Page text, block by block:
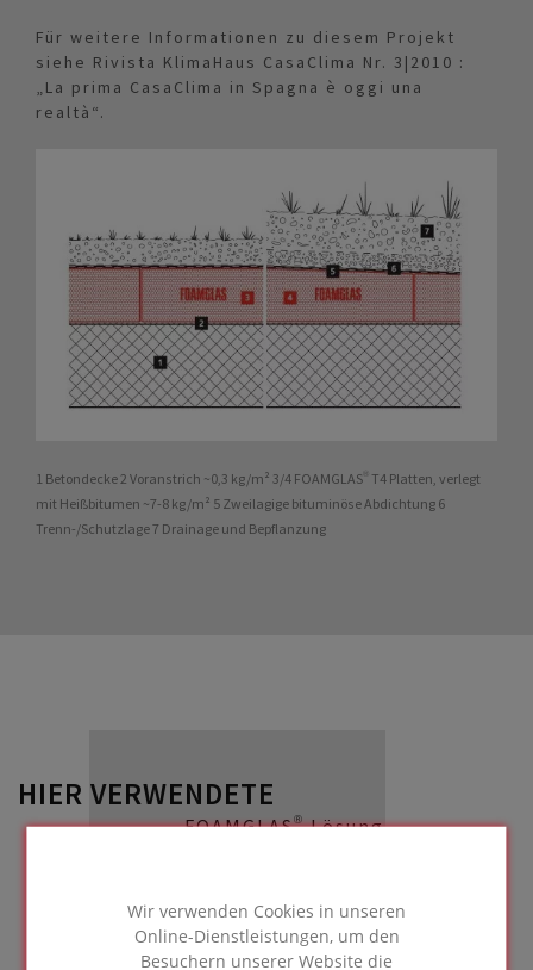
Wir verwenden Cookies in unseren
Online-Dienstleistungen, um den
Besuchern unserer Website die
Für weitere Informationen zu diesem Projekt
siehe Rivista KlimaHaus CasaClima Nr. 3|2010 :
„La prima CasaClima in Spagna è oggi una
realtà“.
1 Betondecke 2 Voranstrich ~0,3 kg/m² 3/4 FOAMGLAS® T4 Platten, verlegt
mit Heißbitumen ~7-8 kg/m² 5 Zweilagige bituminöse Abdichtung 6
Trenn-/Schutzlage 7 Drainage und Bepflanzung
HIER VERWENDETE
FOAMGLAS® Lösung
Extensive Dachbegrünungssysteme -